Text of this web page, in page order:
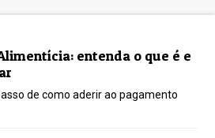
entenda o que é e
de como aderir ao pagamento